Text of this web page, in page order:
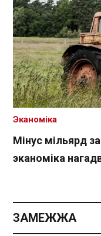
Мінус мільярд
эканоміка
Эканоміка
ЗАМЕЖЖА